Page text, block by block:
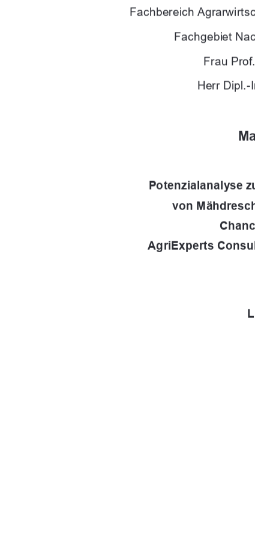
Fachbereich
Fachgebiet
Frau
Herr Dipl.-
Potenzialanalyse
von
AgriExperts